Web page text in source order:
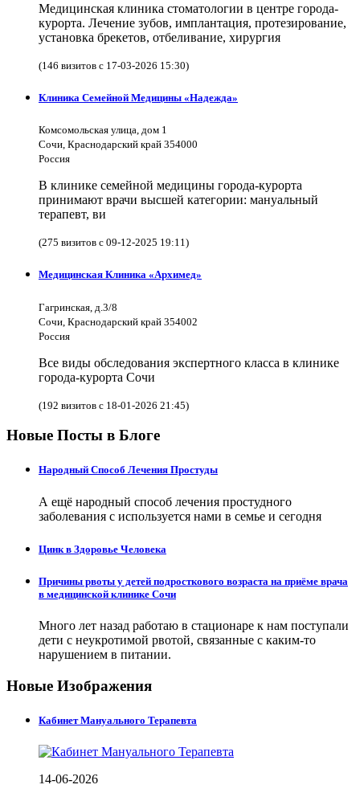
Медицинская клиника стоматологии в центре города-
курорта. Лечение зубов, имплантация, протезирование,
установка брекетов, отбеливание, хирургия
(146 визитов с 17-03-2026 15:30)
Клиника Семейной Медицины «Надежда»
Комсомольская улица, дом 1
Сочи, Краснодарский край 354000
Россия
В клинике семейной медицины города-курорта
принимают врачи высшей категории: мануальный
терапевт, ви
(275 визитов с 09-12-2025 19:11)
Медицинская Клиника «Архимед»
Гагринская, д.3/8
Сочи, Краснодарский край 354002
Россия
Все виды обследования экспертного класса в клинике
города-курорта Сочи
(192 визитов с 18-01-2026 21:45)
Новые Посты в Блоге
Народный Способ Лечения Простуды
А ещё народный способ лечения простудного
заболевания с используется нами в семье и сегодня
Цинк в Здоровье Человека
Причины рвоты у детей подросткового возраста на приёме врача
в медицинской клинике Сочи
Много лет назад работаю в стационаре к нам поступали
дети с неукротимой рвотой, связанные с каким-то
нарушением в питании.
Новые Изображения
Кабинет Мануального Терапевта
14-06-2026